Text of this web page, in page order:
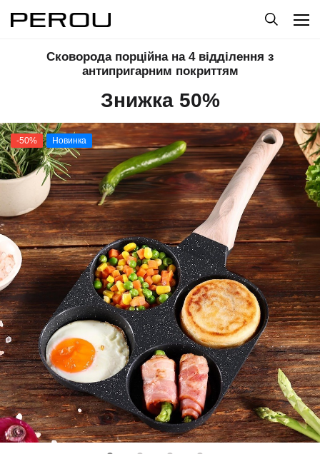
Сковорода порційна на 4 відділення з
антипригарним покриттям
Знижка 50%
-50% Новинка